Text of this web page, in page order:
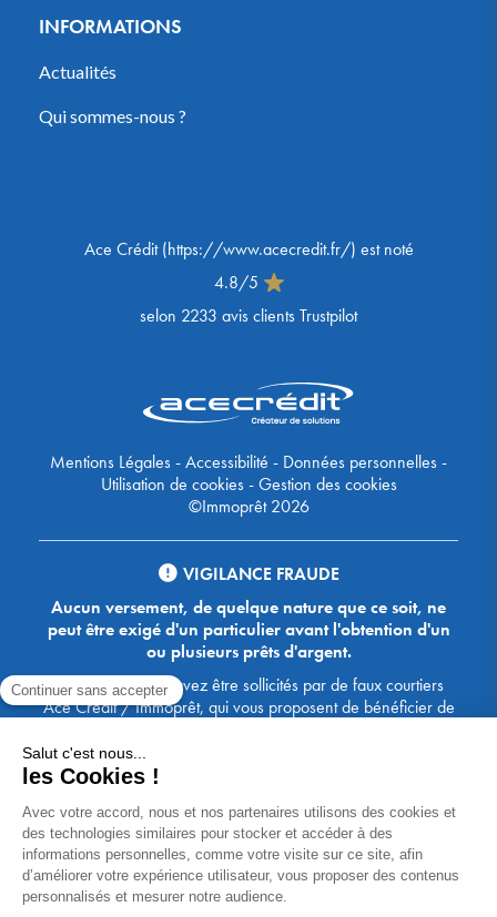
INFORMATIONS
Actualités
Qui sommes-nous ?
Ace Crédit(https://www.acecredit.fr/) est noté
4.8/5
selon 2233 avis clients Trustpilot
Mentions Légales-Accessibilité - Données personnelles-
Utilisation de cookies-Gestion des cookies
©Immoprêt 2026
VIGILANCE FRAUDE
Aucun versement, de quelque nature que ce soit, ne
peut être exigé d'un particulier avant l'obtention d'un
ou plusieurs prêts d'argent.
Attention, vous pouvez être sollicités par de faux courtiers
Ace Crédit / Immoprêt, qui vous proposent de bénéficier de
des fonds, des coordonnées bancaires, etc. Soyez vigilants :
Immoprêt ne demande jamais à ses clients de virer sur ses
des honoraires des agences. Les courtiers Ace Crédit /
Immoprêt vous écrivent toujours d'une adresse mail
xxxx@acecredit.fr ou xxxx@immopret.fr.
* Taux fixe national hors assurance, pouvant varier selon votre région et